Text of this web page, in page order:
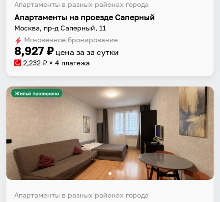
Апартаменты в разных районах города
Апартаменты на проезде Саперный
Москва, пр-д Саперный, 11
Мгновенное бронирование
8,927 ₽ цена за за сутки
2,232 ₽ × 4 платежа
Жильё проверено
Апартаменты в разных районах города
Собери путешествие без сложностей
Сохраняй места, повторяй маршруты, находи
компанию и бронируй жильё в одном
приложении.
Установить приложение